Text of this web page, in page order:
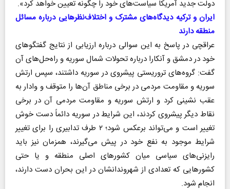
دولت جدید آمریکا سیاست‌های خود را چگونه تعیین خواهد کرد».
ایران و ترکیه دیدگاه‌های مشترک و اختلاف‌نظرهایی درباره مسائل
منطقه دارند
عراقچی در پاسخ به این سوالی درباره ارزیابی از نتایج گفتگوهای
خود در دمشق و آنکارا درباره تحولات شمال سوریه و راه‌حل‌های آن
گفت: گروه‌های تروریستی پیشروی در سوریه داشتند، سپس ارتش
سوریه و مقاومت مردمی در برخی مناطق آن‌ها را متوقف و وادار به
عقب نشینی کرد و ارتش سوریه و مقاومت مردمی آن در برخی
نقاط دیگر پیشروی کردند، این شرایط در سوریه دائماً دست خوش
تغییر است و می‌تواند برعکس شود؛ ۲ طرف تدابیری را برای تغییر
شرایط موجود به نفع خود در پیش می‌گیرند، همزمان نیز باید
رایزنی‌های سیاسی میان کشورهای اصلی منطقه و یا حتی
کشورهایی که تعدادی از شهروندانشان در این بحران دست دارند،
انجام شود.